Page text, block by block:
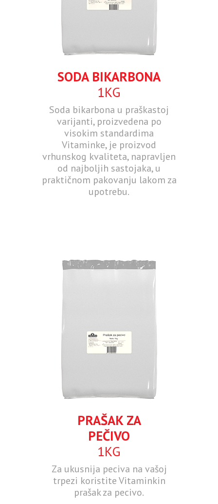
SODA BIKARBONA
1KG
Soda bikarbona u praškastoj
varijanti, proizvedena po
visokim standardima
Vitaminke, je proizvod
vrhunskog kvaliteta, napravljen
od najboljih sastojaka, u
praktičnom pakovanju lakom za
upotrebu.
PRAŠAK ZA
PEČIVO
1KG
Za ukusnija peciva na vašoj
trpezi koristite Vitaminkin
prašak za pecivo.